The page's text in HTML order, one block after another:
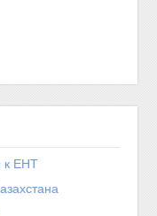
к ЕНТ